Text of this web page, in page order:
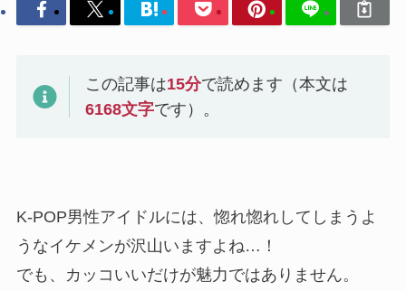
この記事は15分で読めます（本文は
6168文字です）。
K-POP男性アイドルには、惚れ惚れしてしまうよ
うなイケメンが沢山いますよね…！
でも、カッコいいだけが魅力ではありません。